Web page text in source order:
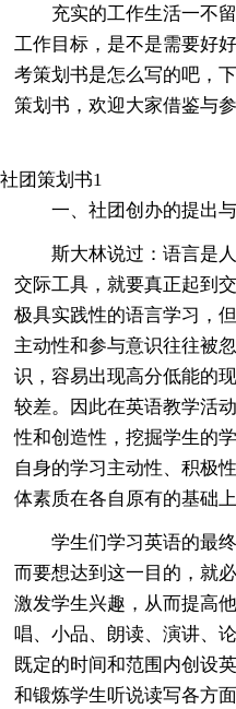
充实的工作生活一不
工作目标，是不是需要好
考策划书是怎么写的吧，
策划书，欢迎大家借鉴与
社团策划书1
一、社团创办的提出
斯大林说过：语言是
交际工具，就要真正起到
极具实践性的语言学习，
主动性和参与意识往往被
识，容易出现高分低能的
较差。因此在英语教学活
性和创造性，挖掘学生的
自身的学习主动性、积极
体素质在各自原有的基础
学生们学习英语的最
而要想达到这一目的，就
激发学生兴趣，从而提高
唱、小品、朗读、演讲、
既定的时间和范围内创设
和锻炼学生听说读写各方